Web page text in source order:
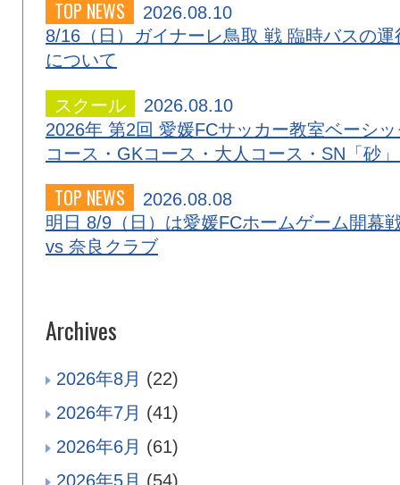
TOP NEWS
2026.08.10
8/16（日）ガイナーレ鳥取 戦 臨時バスの運
について
スクール
2026.08.10
2026年 第2回 愛媛FCサッカー教室ベーシッ
コース・GKコース・大人コース・SN「砂
TOP NEWS
2026.08.08
明日 8/9（日）は愛媛FCホームゲーム開幕
vs 奈良クラブ
Archives
2026年8月 (22)
2026年7月 (41)
2026年6月 (61)
2026年5月 (54)